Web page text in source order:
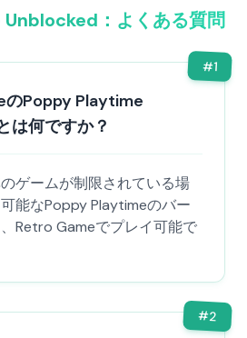
：よくある質問
#1
のPoppy Playtime
は何ですか？
ゲームが制限されている場
能なPoppy Playtimeのバー
Retro Gameでプレイ可能で
#2